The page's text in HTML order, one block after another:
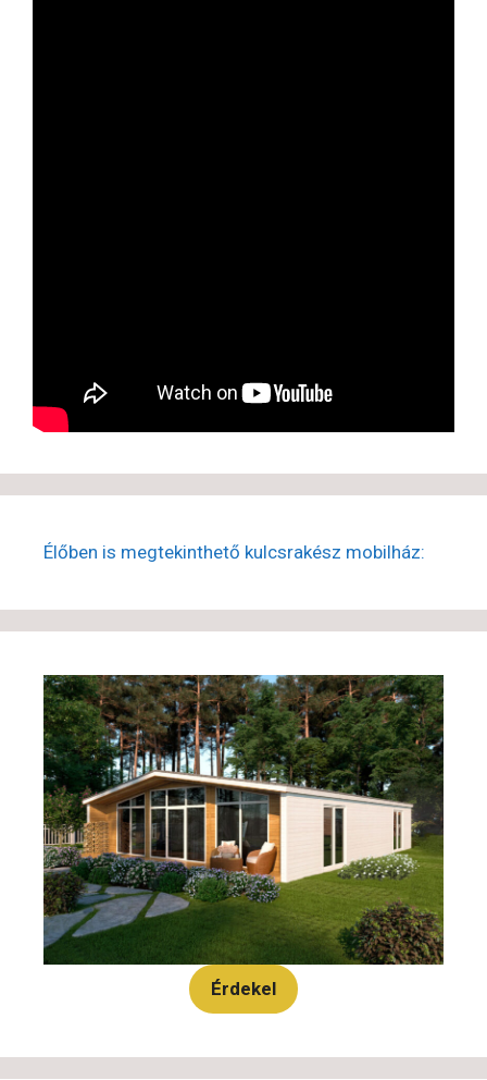
Élőben is megtekinthető kulcsrakész mobilház:
Érdekel